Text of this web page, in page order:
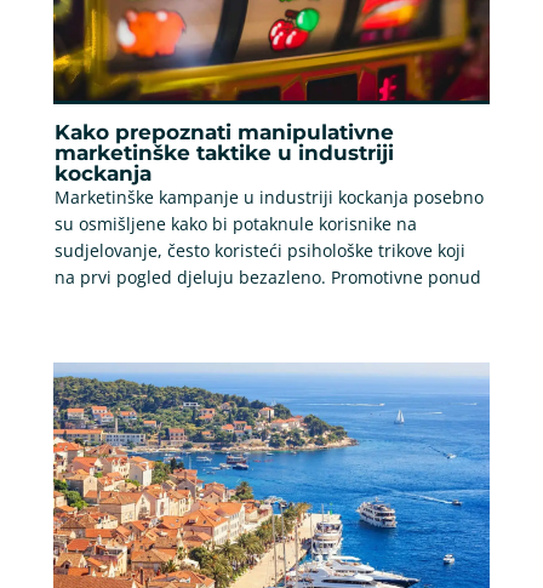
Kako prepoznati manipulativne
marketinške taktike u industriji
kockanja
Marketinške kampanje u industriji kockanja posebno
su osmišljene kako bi potaknule korisnike na
sudjelovanje, često koristeći psihološke trikove koji
na prvi pogled djeluju bezazleno. Promotivne ponud